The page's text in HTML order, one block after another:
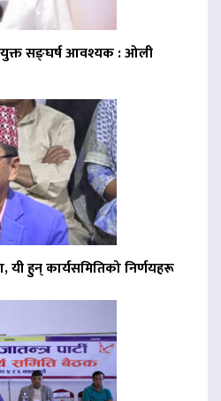
सङ्घर्ष आवश्यक : ओली
यी हुन् कार्यसमितिको निर्णयहरू